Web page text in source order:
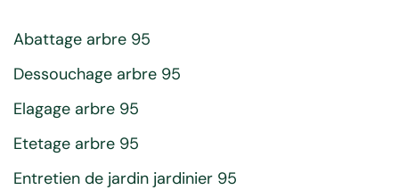
Abattage arbre 95
Dessouchage arbre 95
Elagage arbre 95
Etetage arbre 95
Entretien de jardin jardinier 95